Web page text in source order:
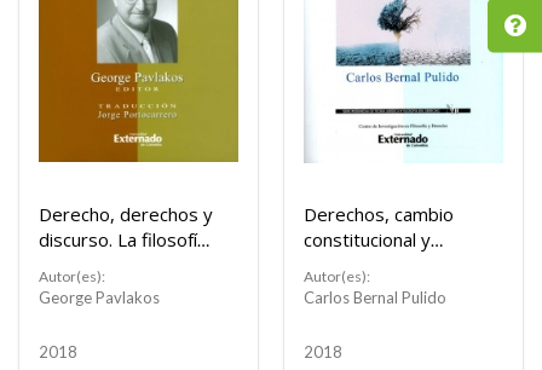
Derecho, derechos y
discurso. La filosofía
jurídica de Robert
Alexy
Autor(es):
George Pavlakos
2018
Derechos, cambio
constitucional y
teoría jurídica.
Escritos de derecho
teoría del derecho.
Autor(es):
Carlos Bernal Pulido
2018